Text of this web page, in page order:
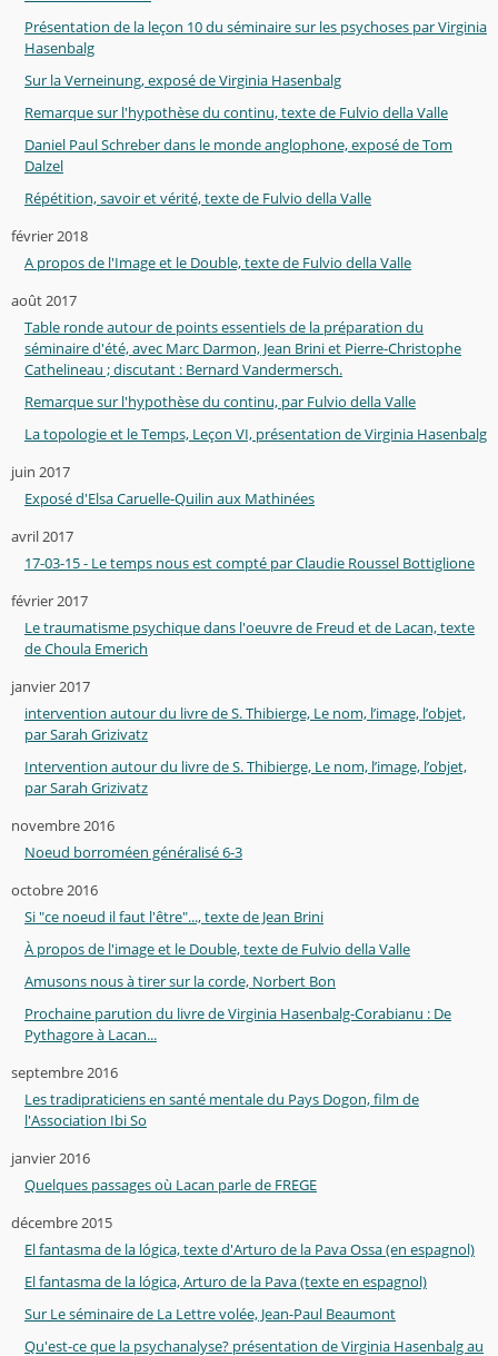
Présentation de la leçon 10 du séminaire sur les psychoses par Virginia
Hasenbalg
Sur la Verneinung, exposé de Virginia Hasenbalg
Remarque sur l'hypothèse du continu, texte de Fulvio della Valle
Daniel Paul Schreber dans le monde anglophone, exposé de Tom
Dalzel
Répétition, savoir et vérité, texte de Fulvio della Valle
février 2018
A propos de l'Image et le Double, texte de Fulvio della Valle
août 2017
Table ronde autour de points essentiels de la préparation du
séminaire d'été, avec Marc Darmon, Jean Brini et Pierre-Christophe
Cathelineau ; discutant : Bernard Vandermersch.
Remarque sur l'hypothèse du continu, par Fulvio della Valle
La topologie et le Temps, Leçon VI, présentation de Virginia Hasenbalg
juin 2017
Exposé d'Elsa Caruelle-Quilin aux Mathinées
avril 2017
17-03-15 - Le temps nous est compté par Claudie Roussel Bottiglione
février 2017
Le traumatisme psychique dans l'oeuvre de Freud et de Lacan, texte
de Choula Emerich
janvier 2017
intervention autour du livre de S. Thibierge, Le nom, l’image, l’objet,
par Sarah Grizivatz
Intervention autour du livre de S. Thibierge, Le nom, l’image, l’objet,
par Sarah Grizivatz
novembre 2016
Noeud borroméen généralisé 6-3
octobre 2016
Si "ce noeud il faut l'être"..., texte de Jean Brini
À propos de l'image et le Double, texte de Fulvio della Valle
Amusons nous à tirer sur la corde, Norbert Bon
Prochaine parution du livre de Virginia Hasenbalg-Corabianu : De
Pythagore à Lacan...
septembre 2016
Les tradipraticiens en santé mentale du Pays Dogon, film de
l'Association Ibi So
janvier 2016
Quelques passages où Lacan parle de FREGE
décembre 2015
El fantasma de la lógica, texte d'Arturo de la Pava Ossa (en espagnol)
El fantasma de la lógica, Arturo de la Pava (texte en espagnol)
Sur Le séminaire de La Lettre volée, Jean-Paul Beaumont
Qu'est-ce que la psychanalyse? présentation de Virginia Hasenbalg au